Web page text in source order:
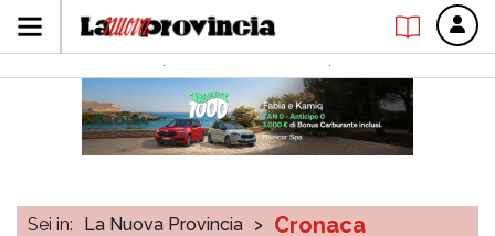
Sei in: La Nuova Provincia > Cronaca